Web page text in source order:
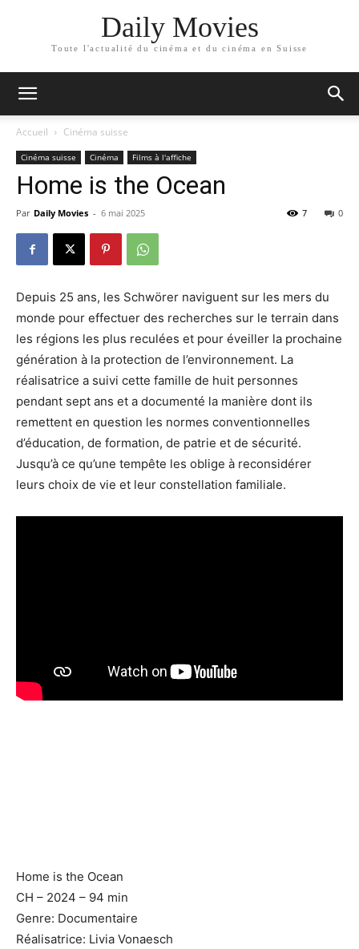
Daily Movies
Toute l'actualité du cinéma et du cinéma en Suisse
Accueil Cinéma suisse
Cinéma suisse Cinéma Films à l'affiche
Home is the Ocean
Par Daily Movies - 6 mai 2025 0
7
Depuis 25 ans, les Schwörer naviguent sur les mers du
monde pour effectuer des recherches sur le terrain dans
les régions les plus reculées et pour éveiller la prochaine
génération à la protection de l’environnement. La
réalisatrice a suivi cette famille de huit personnes
pendant sept ans et a documenté la manière dont ils
remettent en question les normes conventionnelles
d’éducation, de formation, de patrie et de sécurité.
Jusqu’à ce qu’une tempête les oblige à reconsidérer
leurs choix de vie et leur constellation familiale.
Home is the Ocean
CH – 2024 – 94 min
Genre: Documentaire
Réalisatrice: Livia Vonaesch